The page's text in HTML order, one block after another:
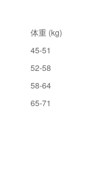
体重 (kg)
45-51
52-58
58-64
65-71